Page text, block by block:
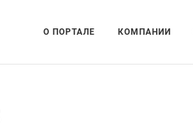
О ПОРТАЛЕ КОМПАНИИ